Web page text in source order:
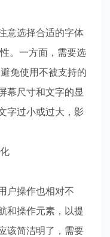
意选择合适的字体
。一方面，需要选
免使用不被支持的
幕尺寸和文字的显
字过小或过大，影
户操作也相对不
和操作元素，以提
该简洁明了，需要